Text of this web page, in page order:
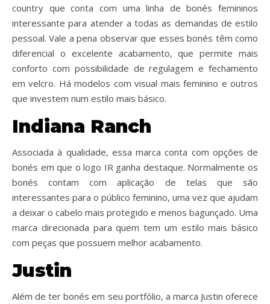
country que conta com uma linha de bonés femininos
interessante para atender a todas as demandas de estilo
pessoal. Vale a pena observar que esses bonés têm como
diferencial o excelente acabamento, que permite mais
conforto com possibilidade de regulagem e fechamento
em velcro. Há modelos com visual mais feminino e outros
que investem num estilo mais básico.
Indiana Ranch
Associada à qualidade, essa marca conta com opções de
bonés em que o logo IR ganha destaque. Normalmente os
bonés contam com aplicação de telas que são
interessantes para o público feminino, uma vez que ajudam
a deixar o cabelo mais protegido e menos bagunçado. Uma
marca direcionada para quem tem um estilo mais básico
com peças que possuem melhor acabamento.
Justin
Além de ter bonés em seu portfólio, a marca Justin oferece